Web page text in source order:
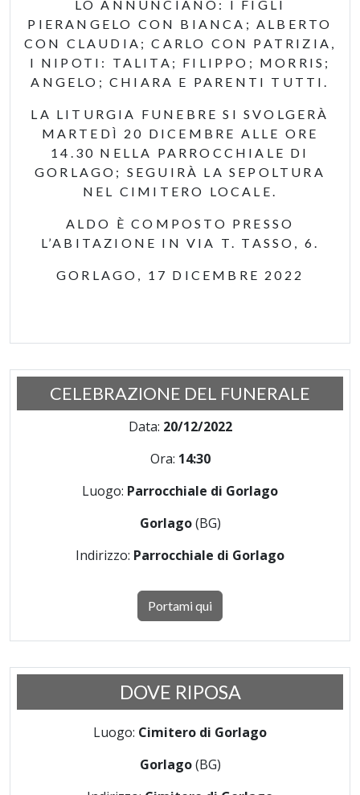
LO ANNUNCIANO: I FIGLI
PIERANGELO CON BIANCA; ALBERTO
CON CLAUDIA; CARLO CON PATRIZIA,
I NIPOTI: TALITA; FILIPPO; MORRIS;
ANGELO; CHIARA E PARENTI TUTTI.
LA LITURGIA FUNEBRE SI SVOLGERÀ
MARTEDÌ 20 DICEMBRE ALLE ORE
14.30 NELLA PARROCCHIALE DI
GORLAGO; SEGUIRÀ LA SEPOLTURA
NEL CIMITERO LOCALE.
ALDO È COMPOSTO PRESSO
L’ABITAZIONE IN VIA T. TASSO, 6.
GORLAGO, 17 DICEMBRE 2022
CELEBRAZIONE DEL FUNERALE
Data: 20/12/2022
Ora: 14:30
Luogo: Parrocchiale di Gorlago
Gorlago(BG)
Indirizzo: Parrocchiale di Gorlago
Portami qui
DOVE RIPOSA
Luogo: Cimitero di Gorlago
Gorlago(BG)